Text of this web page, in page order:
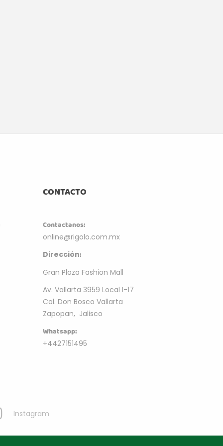
CONTACTO
Contactanos:
online@rigolo.com.mx
Dirección:
Gran Plaza Fashion Mall
Av. Vallarta 3959 Local I-17
Col. Don Bosco Vallarta
Zapopan, Jalisco
Whatsapp:
+4427151495
Instagram